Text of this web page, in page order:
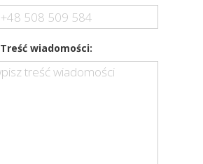
Treść wiadomości: